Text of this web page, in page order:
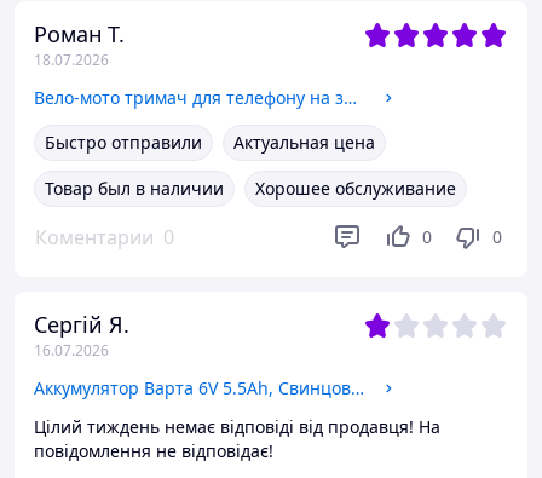
Роман Т.
18.07.2026
Вело-мото тримач для телефону на затиску Hoco Black, Надійне кріплення для телефона на електро самокат
Быстро отправили
Актуальная цена
Товар был в наличии
Хорошее обслуживание
Коментарии 0 0 0
Сергій Я.
16.07.2026
Аккумулятор Варта 6V 5.5Ah, Свинцово-кислотная аккумуляторная батарея 6В 5.5Ач для детских электромобилей и сигнализации
Цілий тиждень немає відповіді від продавця! На
повідомлення не відповідає!